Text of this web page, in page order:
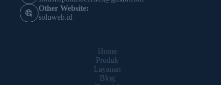
Other Website:
soluweb.id
Home
Produk
Layanan
Blog